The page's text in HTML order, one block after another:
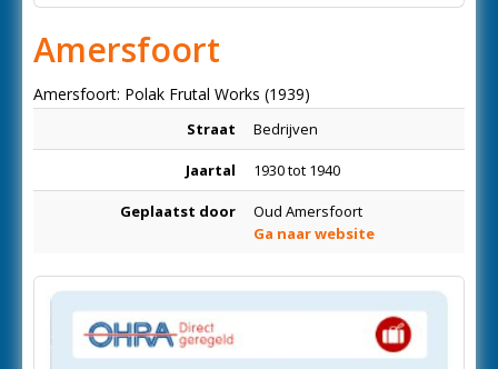
Amersfoort
Amersfoort: Polak Frutal Works (1939)
Straat Bedrijven
Jaartal 1930 tot 1940
Geplaatst door
Oud Amersfoort
Ga naar website